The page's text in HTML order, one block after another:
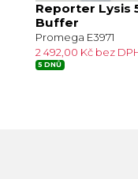
Reporter Lysis
Buffer
Promega E3971
2 492,00 Kč bez
5 DNŮ